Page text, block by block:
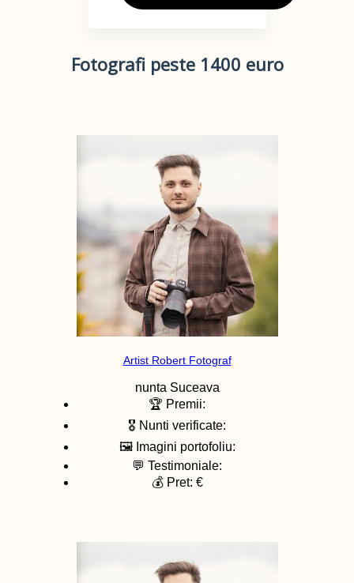
Fotografi peste 1400 euro
Artist Robert Fotograf
nunta Suceava
🏆 Premii:
🎖️ Nunti verificate:
🖼️ Imagini portofoliu:
💬 Testimoniale:
💰 Pret: €